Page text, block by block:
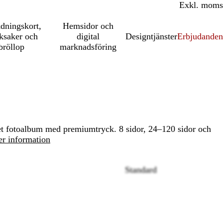
Inkl. moms
Exkl. moms
och
Hemsidor och
digital
marknadsföring
DesigntjänsterErbjudanden
fotoalbum med premiumtryck. 8 sidor, 24–120 sidor och
information
Standard